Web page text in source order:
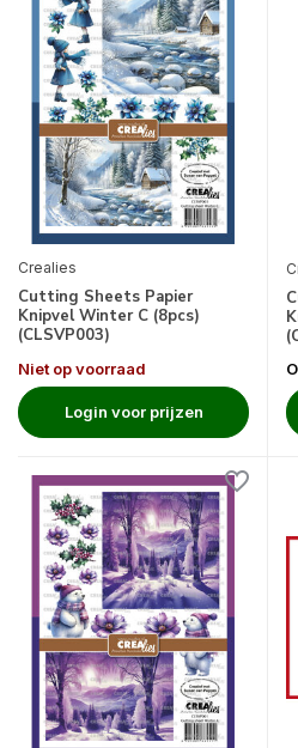
Crealies
Cutting Sheets Papier
Knipvel Winter C (8pcs)
(CLSVP003)
Niet op voorraad
Login voor prijzen